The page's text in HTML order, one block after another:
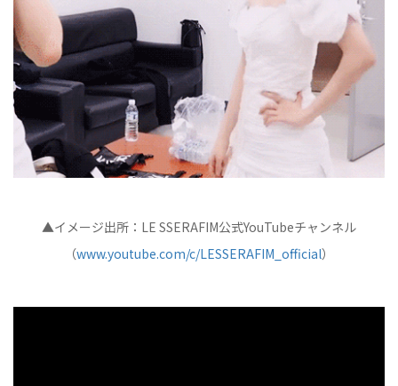
▲イメージ出所：LE SSERAFIM公式YouTubeチャンネル
（www.youtube.com/c/LESSERAFIM_official）